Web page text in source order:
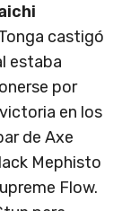
castigó
estaba
por
en los
de Axe
Mephisto
Flow.